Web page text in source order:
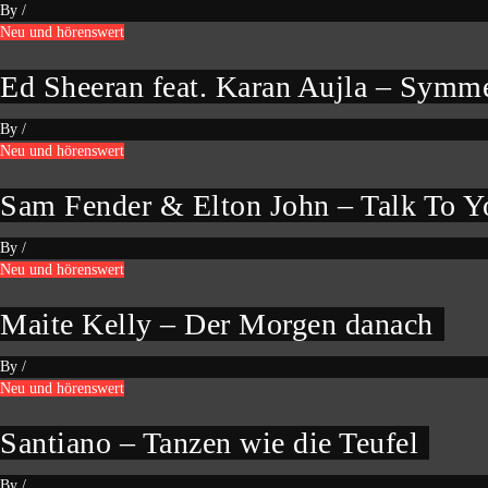
By /
Neu und hörenswert
Ed Sheeran feat. Karan Aujla –
By /
Neu und hörenswert
Sam Fender & Elton John – Talk To
By /
Neu und hörenswert
Maite Kelly – Der Morgen danach
By /
Neu und hörenswert
Santiano – Tanzen wie die Teufel